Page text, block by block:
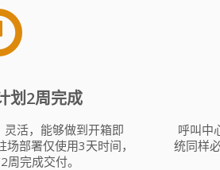
划2周完成
活，能够做到开箱即
部署仅使用3天时间，
完成交付。
呼叫中
统同样